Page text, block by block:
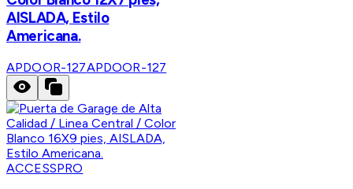
AISLADA, Estilo
Americana.
APDOOR-127APDOOR-127
ACCESSPRO